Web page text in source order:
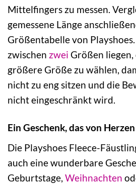
Mittelfingers zu messen.
gemessene Länge
Größentabelle von
zwischen zwei Größen
größere Größe zu wählen,
nicht zu eng sitzen und die
nicht eingeschränkt wird.
Ein Geschenk, das von
Die Playshoes Fleece-
auch eine wunderbare
Geburtstage, Weihnachten